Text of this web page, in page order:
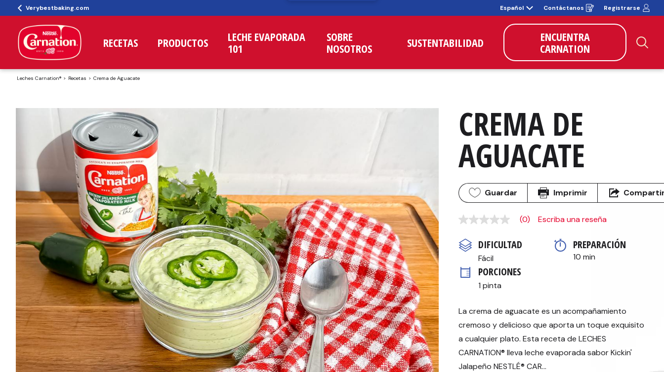
Verybestbaking.com Español Contáctanos
Opens
in
a
window
Registrarse
RECETAS PRODUCTOS
LECHE EVAPORADA
101
SOBRE
NOSOTROS
SUSTENTABILIDAD
ENCUENTRA
CARNATION
Leches Carnation® Recetas Crema de Aguacate
CREMA DE
AGUACATE
Guardar Imprimir
Sin
Enlace
en
misma
página.
(0) Escriba una reseña
DIFICULTAD
Fácil
PREPARACIÓN
10 min
PORCIONES
1 pinta
La crema de aguacate es un acompañamiento
cremoso y delicioso que aporta un toque exquisito
a cualquier plato. Esta receta de LECHES
CARNATION® lleva leche evaporada sabor Kickin'
Jalapeño NESTLÉ® CAR…